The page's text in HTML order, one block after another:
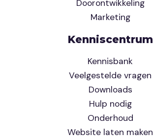
Doorontwikkeling
Marketing
Kenniscentrum
Kennisbank
Veelgestelde vragen
Downloads
Hulp nodig
Onderhoud
Website laten maken